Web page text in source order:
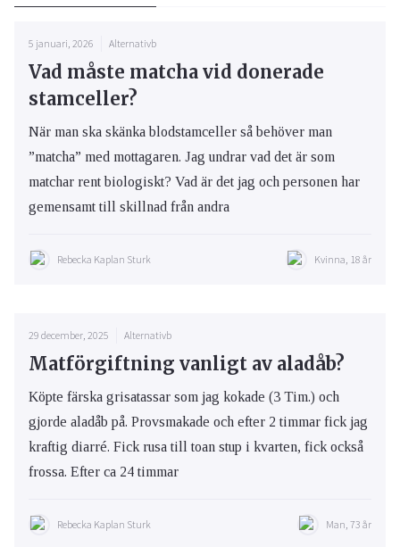
5 januari, 2026 Alternativb
Vad måste matcha vid donerade
stamceller?
När man ska skänka blodstamceller så behöver man
”matcha” med mottagaren. Jag undrar vad det är som
matchar rent biologiskt? Vad är det jag och personen har
gemensamt till skillnad från andra
Rebecka Kaplan Sturk Kvinna, 18 år
29 december, 2025 Alternativb
Matförgiftning vanligt av aladåb?
Köpte färska grisatassar som jag kokade (3 Tim.) och
gjorde aladåb på. Provsmakade och efter 2 timmar fick jag
kraftig diarré. Fick rusa till toan stup i kvarten, fick också
frossa. Efter ca 24 timmar
Rebecka Kaplan Sturk Man, 73 år